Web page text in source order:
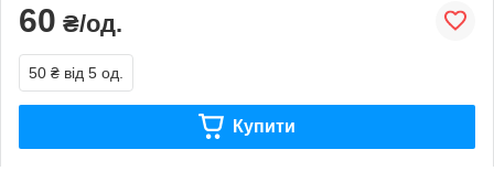
60 ₴/од.
50 ₴ від 5 од.
Купити